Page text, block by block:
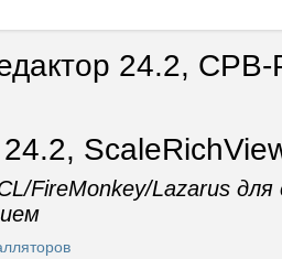
24.2, СРВ-
FireMonkey/Lazarus